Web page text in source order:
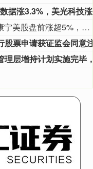
康宁美股盘前涨超5%，现报165.14美元。